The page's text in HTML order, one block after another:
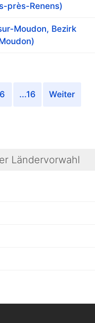
près-Renens)
Moudon, Bezirk
6 ...16 Weiter
Ländervorwahl